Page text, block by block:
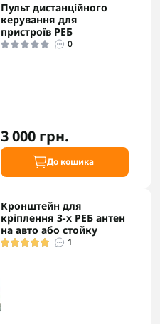
Пульт дистанційного
керування для
пристроїв РЕБ
0
3 000 грн.
До кошика
Кронштейн для
кріплення 3-х РЕБ антен
на авто або стойку
1